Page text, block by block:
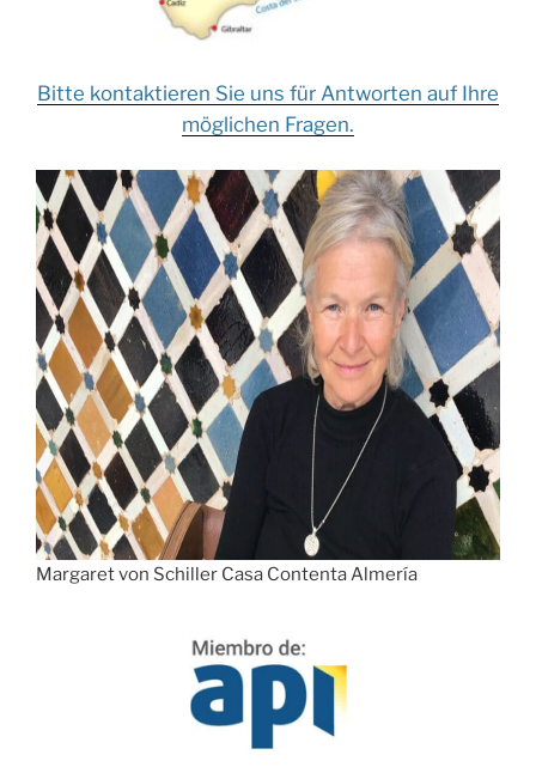
Bitte kontaktieren Sie uns für Antworten auf Ihre
möglichen Fragen.
Margaret von Schiller Casa Contenta Almería